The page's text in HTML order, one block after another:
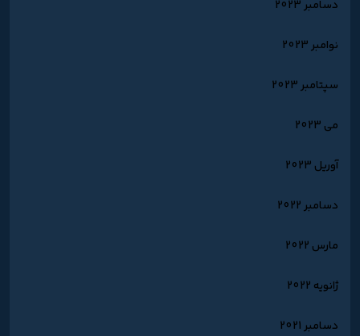
دسامبر 2023
نوامبر 2023
سپتامبر 2023
می 2023
آوریل 2023
دسامبر 2022
مارس 2022
ژانویه 2022
دسامبر 2021